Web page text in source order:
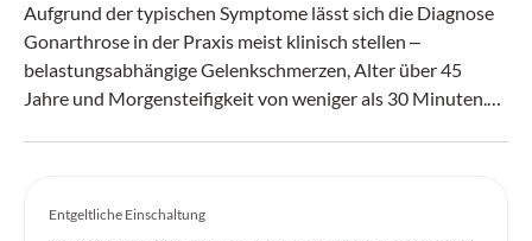
Aufgrund der typischen Symptome lässt sich die Diagnose
Gonarthrose in der Praxis meist klinisch stellen ‒
belastungsabhängige Gelenkschmerzen, Alter über 45
Jahre und Morgensteifigkeit von weniger als 30 Minuten.
Entgeltliche Einschaltung